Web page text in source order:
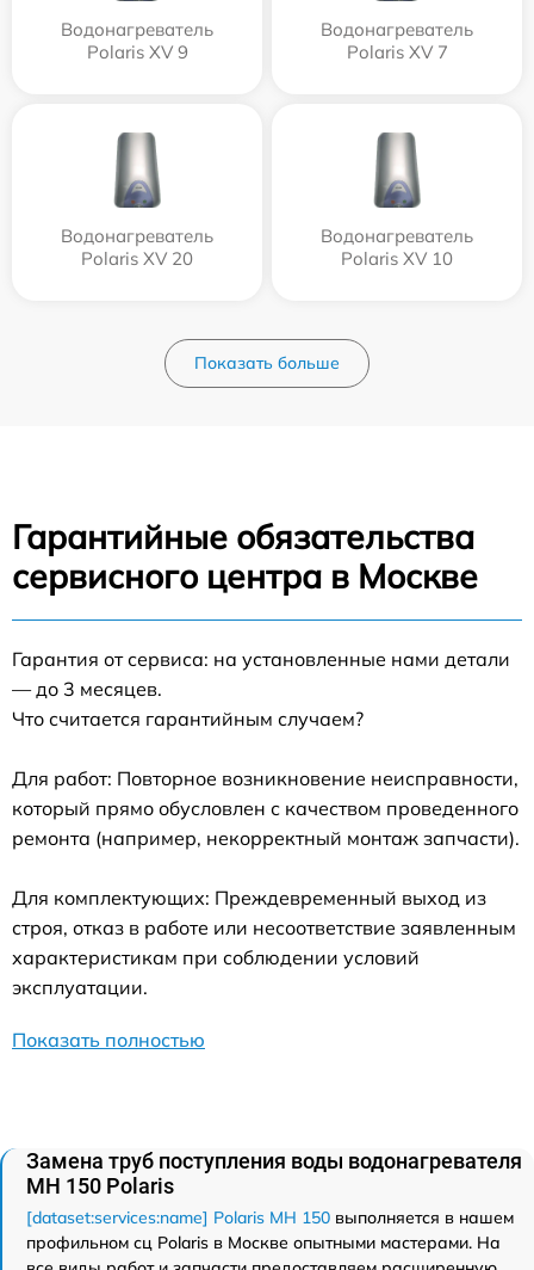
Водонагреватель
Polaris XV 9
Водонагреватель
Polaris XV 7
Водонагреватель
Polaris XV 20
Водонагреватель
Polaris XV 10
Показать больше
Гарантийные обязательства
сервисного центра в Москве
Гарантия от сервиса: на установленные нами детали
— до 3 месяцев.
Что считается гарантийным случаем?
Для работ: Повторное возникновение неисправности,
который прямо обусловлен с качеством проведенного
ремонта (например, некорректный монтаж запчасти).
Для комплектующих: Преждевременный выход из
строя, отказ в работе или несоответствие заявленным
характеристикам при соблюдении условий
эксплуатации.
Показать полностью
Замена труб поступления воды водонагревателя
MH 150 Polaris
[dataset:services:name] Polaris MH 150 выполняется в нашем
профильном сц Polaris в Москве опытными мастерами. На